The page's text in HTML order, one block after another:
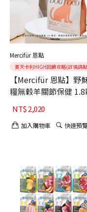
Mercifür 恩點
夏天卡利HIGH回饋攻略(詳情請
【Mercifür 恩點】野
糧無穀羊關節保健
NT$2,020
加入購物車 快速預